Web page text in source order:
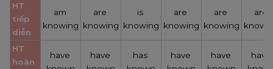
HT
tiếp
diễn
am
knowing
are
knowing
is
knowing
are
knowing
are
knowing
are
HT
hoàn
have
have
has
have
have
have